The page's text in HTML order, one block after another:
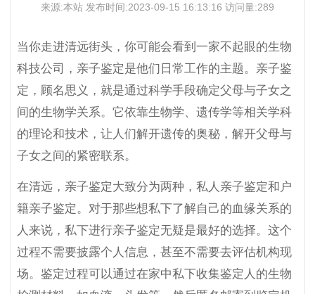
来源:本站 发布时间:2023-09-15 16:13:16 访问量:289
当你走进清远街头，你可能会看到一家不起眼的生物
科技公司，亲子鉴定是他们日常工作的主题。亲子鉴
定，顾名思义，就是通过科学手段确定父母与子女之
间的生物学关系。它依靠生物学、遗传学等相关学科
的理论和技术，让人们解开遗传的奥秘，解开父母与
子女之间的紧密联系。
在清远，亲子鉴定大致分为两种，私人亲子鉴定和户
籍亲子鉴定。对于那些想私下了解自己的血缘关系的
人来说，私下进行亲子鉴定无疑是最好的选择。这个
过程不需要披露个人信息，甚至不需要去评估机构现
场。鉴定过程可以通过在家中私下收集鉴定人的生物